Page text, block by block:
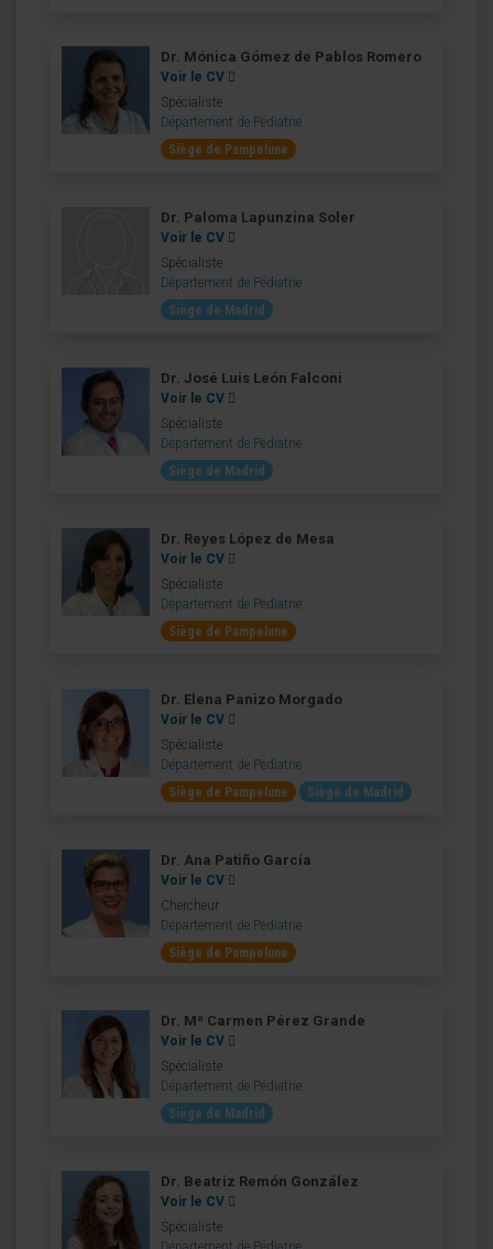
Dr. Mónica Gómez de Pablos Romero
Voir le CV
Spécialiste
Département de Pédiatrie
Siège de Pampelune
Dr. Paloma Lapunzina Soler
Voir le CV
Spécialiste
Département de Pédiatrie
Siège de Madrid
Dr. José Luis León Falconi
Voir le CV
Spécialiste
Département de Pédiatrie
Siège de Madrid
Dr. Reyes López de Mesa
Voir le CV
Spécialiste
Département de Pédiatrie
Siège de Pampelune
Dr. Elena Panizo Morgado
Voir le CV
Spécialiste
Département de Pédiatrie
Siège de Pampelune
Siège de Madrid
Dr. Ana Patiño García
Voir le CV
Chercheur
Département de Pédiatrie
Siège de Pampelune
Dr. Mª Carmen Pérez Grande
Voir le CV
Spécialiste
Département de Pédiatrie
Siège de Madrid
Dr. Beatriz Remón González
Voir le CV
Spécialiste